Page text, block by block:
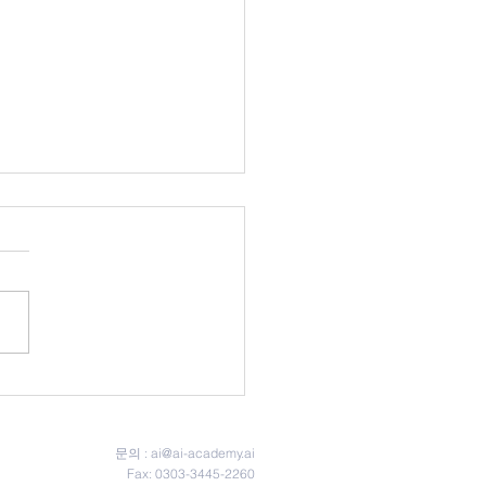
문의 : ai@ai-academy.ai
Fax: 0303-3445-2260